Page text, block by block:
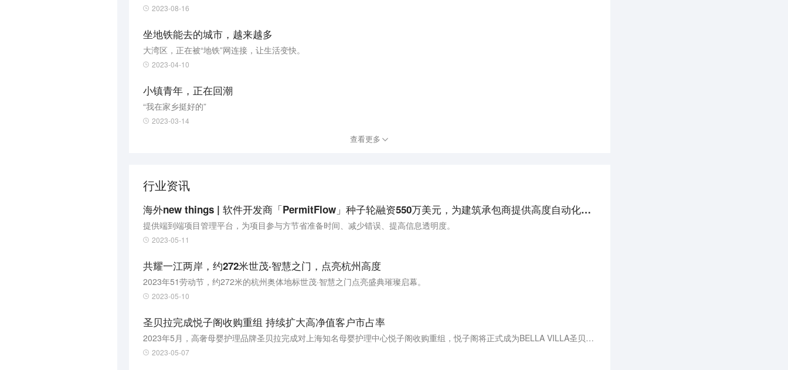
2023-08-16
坐地铁能去的城市，越来越多
大湾区，正在被“地铁”网连接，让生活变快。
2023-04-10
小镇青年，正在回潮
“我在家乡挺好的”
2023-03-14
查看更多
行业资讯
海外new things | 软件开发商「PermitFlow」种子轮融资550万美元，为建筑承包商提供高度自动化的建设项目管理系统
提供端到端项目管理平台，为项目参与方节省准备时间、减少错误、提高信息透明度。
2023-05-11
共耀一江两岸，约272米世茂·智慧之门，点亮杭州高度
2023年51劳动节，约272米的杭州奥体地标世茂·智慧之门点亮盛典璀璨启幕。
2023-05-10
圣贝拉完成悦子阁收购重组 持续扩大高净值客户市占率
2023年5月，高奢母婴护理品牌圣贝拉完成对上海知名母婴护理中心悦子阁收购重组，悦子阁将正式成为BELLA VILLA圣贝拉旅居独栋系列一员。
2023-05-07